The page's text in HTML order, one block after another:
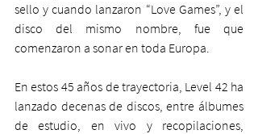
sello y cuando lanzaron “Love Games”, y el
disco del mismo nombre, fue que
comenzaron a sonar en toda Europa.
En estos 45 años de trayectoria, Level 42 ha
lanzado decenas de discos, entre álbumes
de estudio, en vivo y recopilaciones,